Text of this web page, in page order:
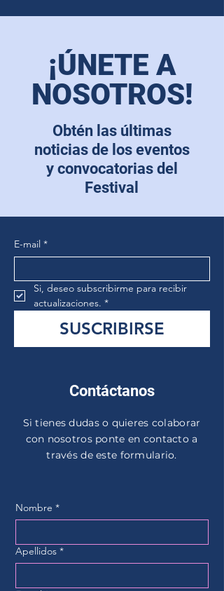
¡ÚNETE A
NOSOTROS!
Obtén las últimas
noticias de los eventos
y convocatorias del
Festival
E-mail *
Si, deseo subscribirme para recibir
actualizaciones. *
SUSCRIBIRSE
Contáctanos
Si tienes dudas o quieres colaborar
con nosotros ponte en contacto a
través de este formulario.
Nombre *
Apellidos *